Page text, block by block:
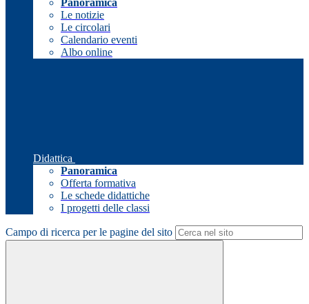
Panoramica
Le notizie
Le circolari
Calendario eventi
Albo online
Didattica
Panoramica
Offerta formativa
Le schede didattiche
I progetti delle classi
Campo di ricerca per le pagine del sito